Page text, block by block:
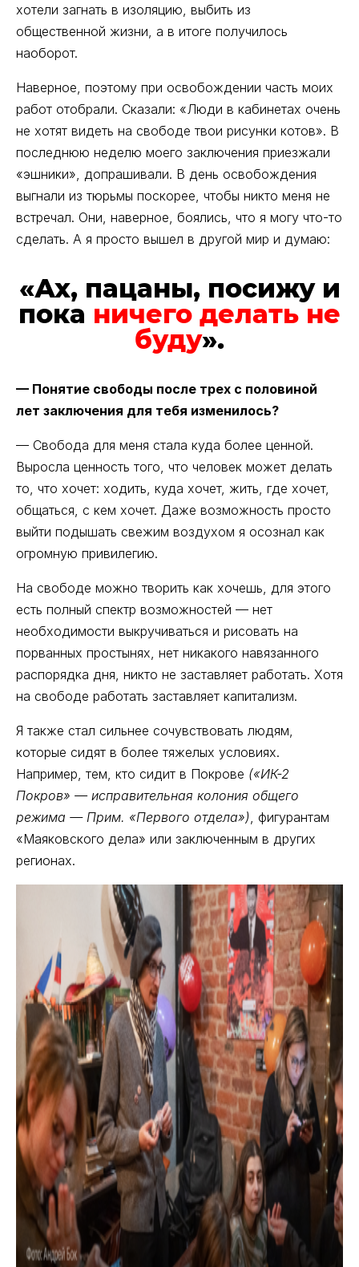
хотели загнать в изоляцию, выбить из
общественной жизни, а в итоге получилось
наоборот.
Наверное, поэтому при освобождении часть моих
работ отобрали. Сказали: «Люди в кабинетах очень
не хотят видеть на свободе твои рисунки котов». В
последнюю неделю моего заключения приезжали
«эшники», допрашивали. В день освобождения
выгнали из тюрьмы поскорее, чтобы никто меня не
встречал. Они, наверное, боялись, что я могу что-то
сделать. А я просто вышел в другой мир и думаю:
«Ах, пацаны, посижу и
пока ничего делать не
буду».
— Понятие свободы после трех с половиной
лет заключения для тебя изменилось?
— Свобода для меня стала куда более ценной.
Выросла ценность того, что человек может делать
то, что хочет: ходить, куда хочет, жить, где хочет,
общаться, с кем хочет. Даже возможность просто
выйти подышать свежим воздухом я осознал как
огромную привилегию.
На свободе можно творить как хочешь, для этого
есть полный спектр возможностей — нет
необходимости выкручиваться и рисовать на
порванных простынях, нет никакого навязанного
распорядка дня, никто не заставляет работать. Хотя
на свободе работать заставляет капитализм.
Я также стал сильнее сочувствовать людям,
которые сидят в более тяжелых условиях.
Например, тем, кто сидит в Покрове («ИК-2
Покров» — исправительная колония общего
режима — Прим. «Первого отдела»), фигурантам
«Маяковского дела» или заключенным в других
регионах.